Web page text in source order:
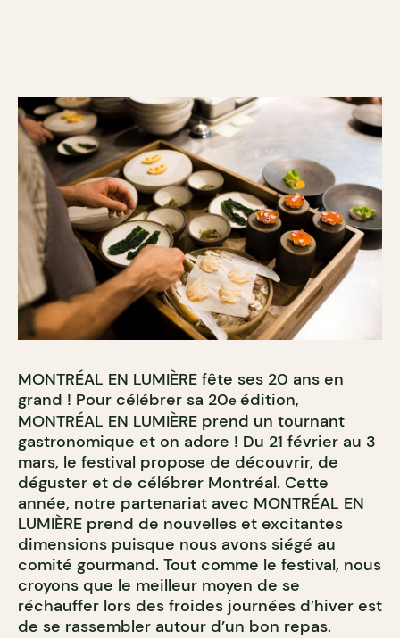
MONTRÉAL EN LUMIÈRE fête ses 20 ans en
grand ! Pour célébrer sa 20e édition,
MONTRÉAL EN LUMIÈRE prend un tournant
gastronomique et on adore ! Du 21 février au 3
mars, le festival propose de découvrir, de
déguster et de célébrer Montréal. Cette
année, notre partenariat avec MONTRÉAL EN
LUMIÈRE prend de nouvelles et excitantes
dimensions puisque nous avons siégé au
comité gourmand. Tout comme le festival, nous
croyons que le meilleur moyen de se
réchauffer lors des froides journées d’hiver est
de se rassembler autour d’un bon repas.